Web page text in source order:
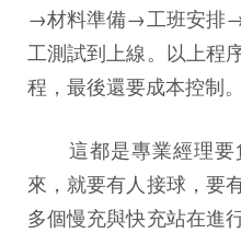
→材料準備→工班安排
工測試到上線。以上程
程，最後還要成本控制。
這都是專業經理要
來，就要有人接球，要
多個慢充與快充站在進